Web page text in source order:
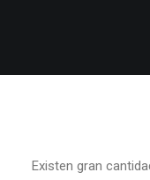
Existen gran